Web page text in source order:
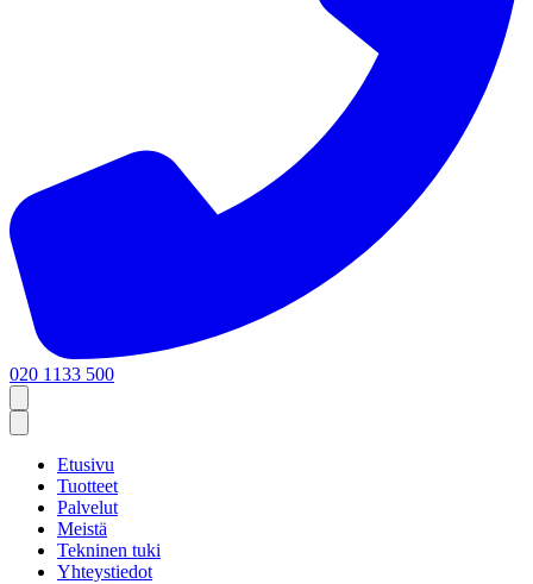
020 1133 500
Etusivu
Tuotteet
Palvelut
Meistä
Tekninen tuki
Yhteystiedot